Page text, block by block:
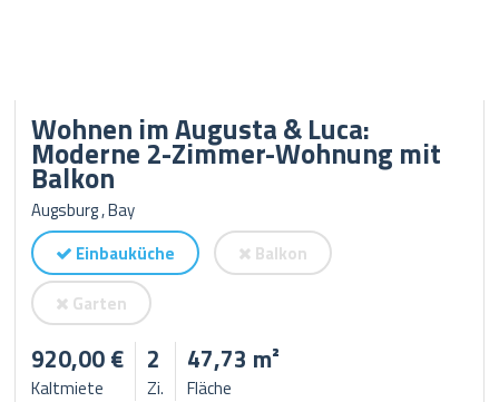
Wohnen im Augusta & Luca:
Moderne 2-Zimmer-Wohnung mit
Balkon
Augsburg , Bay
Einbauküche
Balkon
Garten
920,00 €
Kaltmiete
2
Zi.
47,73 m²
Fläche